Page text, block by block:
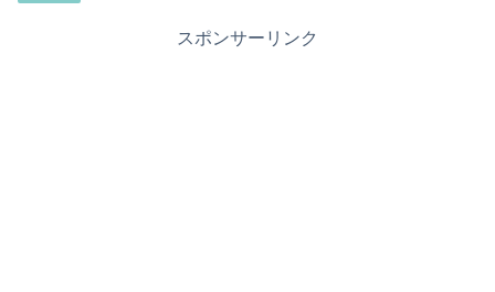
スポンサーリンク